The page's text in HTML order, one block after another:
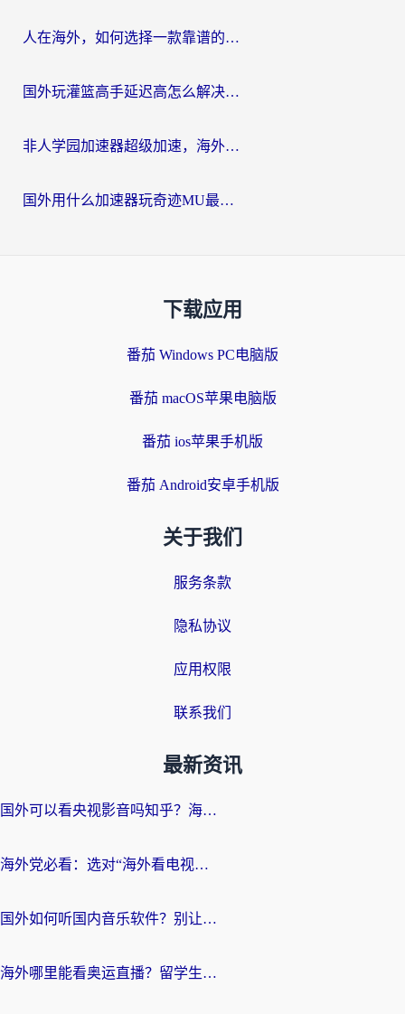
人在海外，如何选择一款靠谱的玩剑灵2加速器？
国外玩灌篮高手延迟高怎么解决？海外玩家国服游戏加速终极指南
非人学园加速器超级加速，海外玩家重返国服的通行证
国外用什么加速器玩奇迹MU最好？2026海外玩家国服游戏加速全攻略
下载应用
番茄 Windows PC电脑版
番茄 macOS苹果电脑版
番茄 ios苹果手机版
番茄 Android安卓手机版
关于我们
服务条款
隐私协议
应用权限
联系我们
最新资讯
国外可以看央视影音吗知乎？海外党亲测有效的回国加速方案
海外党必看：选对“海外看电视剧软件”，再也不用愁国内剧刷不了
国外如何听国内音乐软件？别让地域限制，断了你的中文歌单
海外哪里能看奥运直播？留学生&海外华人必看的体育赛事观赛终极指南